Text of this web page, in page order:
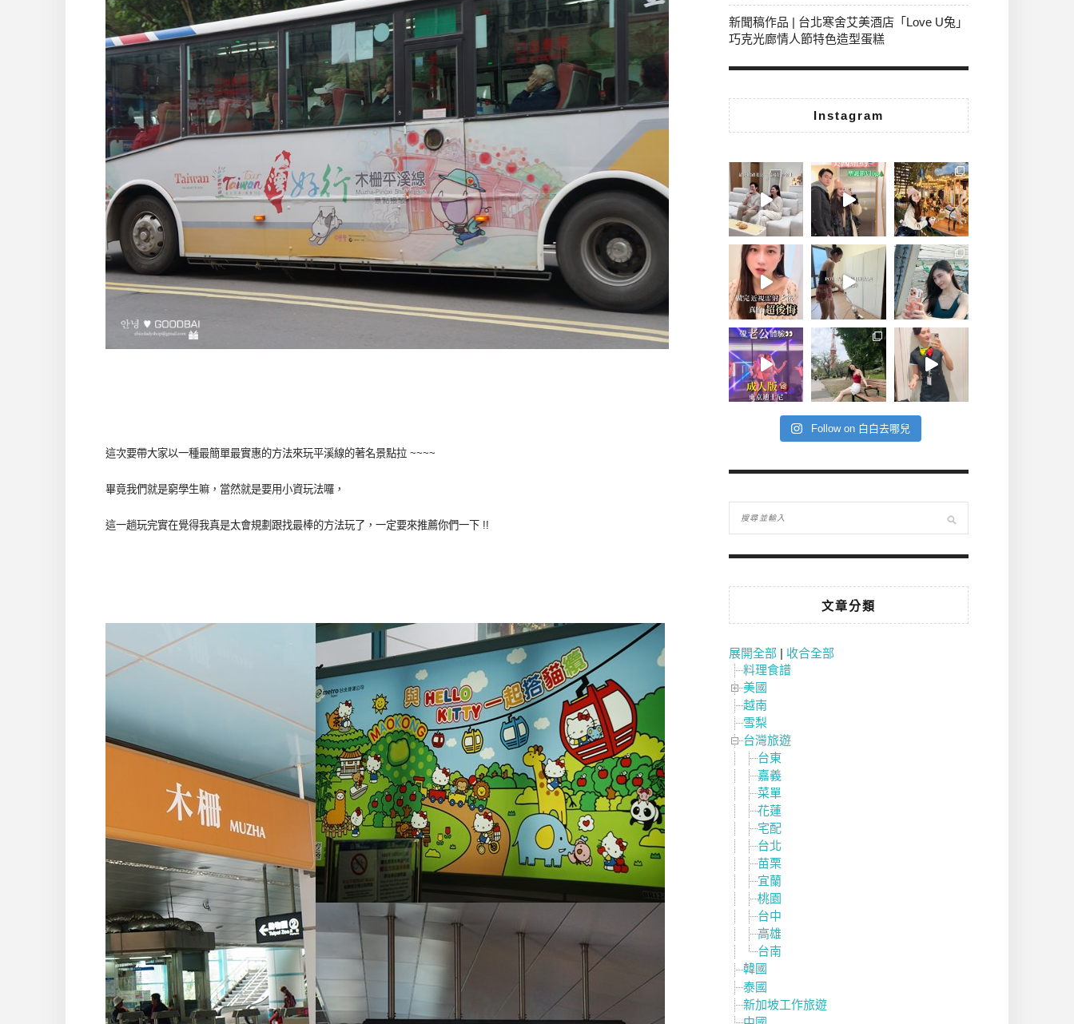
這次要帶大家以一種最簡單最實惠的方法來玩平溪線的著名景點拉 ~~~~
畢竟我們就是窮學生嘛，當然就是要用小資玩法囉，
這一趟玩完實在覺得我真是太會規劃跟找最棒的方法玩了，一定要來推薦你們一下 !!
新聞稿作品 | 台北寒舍艾美酒店「Love U兔」
巧克光廊情人節特色造型蛋糕
Instagram
Follow on 白白去哪兒
文章分類
展開全部 | 收合全部
料理食譜
美國
越南
雪梨
台灣旅遊
台東
嘉義
菜單
花蓮
宅配
台北
苗栗
宜蘭
桃園
台中
高雄
台南
韓國
泰國
新加坡工作旅遊